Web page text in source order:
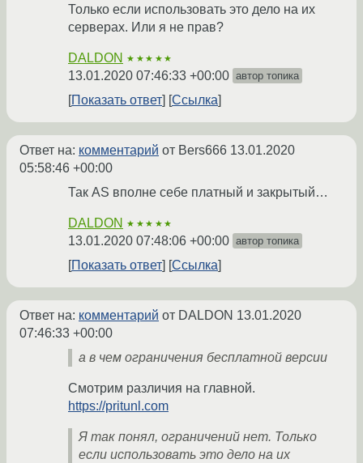
Только если использовать это дело на их
серверах. Или я не прав?
DALDON ★★★★★
13.01.2020 07:46:33 +00:00 автор топика
Показать ответ Ссылка
Ответ на: комментарий от Bers666 13.01.2020
05:58:46 +00:00
Так AS вполне себе платный и закрытый…
DALDON ★★★★★
13.01.2020 07:48:06 +00:00 автор топика
Показать ответ Ссылка
Ответ на: комментарий от DALDON 13.01.2020
07:46:33 +00:00
а в чем ограничения бесплатной версии
Смотрим различия на главной.
https://pritunl.com
Я так понял, ограничений нет. Только
если использовать это дело на их